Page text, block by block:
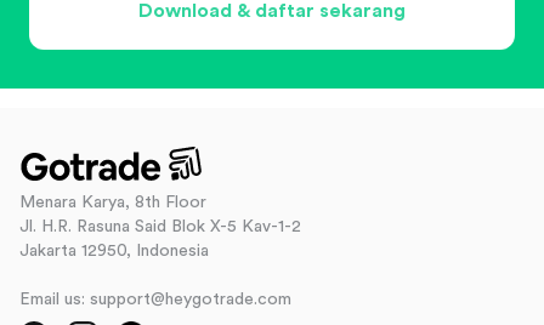
Download & daftar sekarang
Menara Karya, 8th Floor
Jl. H.R. Rasuna Said Blok X-5 Kav-1-2
Jakarta 12950, Indonesia
Email us: support@heygotrade.com